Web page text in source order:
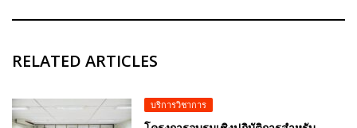
RELATED ARTICLES
บริการวิชาการ